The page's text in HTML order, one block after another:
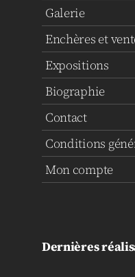
Galerie
Enchères et
Expositions
Biographie
Contact
Conditions
Mon compte
Dernières